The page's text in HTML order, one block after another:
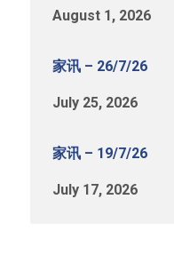
August 1, 2026
家讯 – 26/7/26
July 25, 2026
家讯 – 19/7/26
July 17, 2026